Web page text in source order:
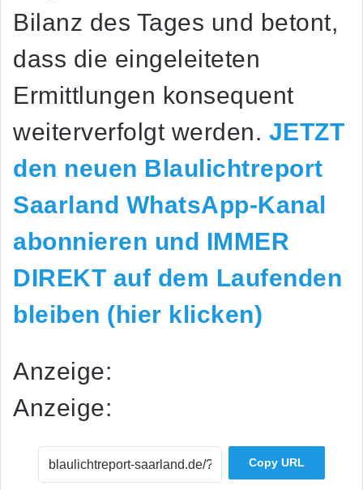
Bilanz des Tages und betont,
dass die eingeleiteten
Ermittlungen konsequent
weiterverfolgt werden. JETZT
den neuen Blaulichtreport
Saarland WhatsApp-Kanal
abonnieren und IMMER
DIREKT auf dem Laufenden
bleiben (hier klicken)
Anzeige:
Anzeige:
Copy URL